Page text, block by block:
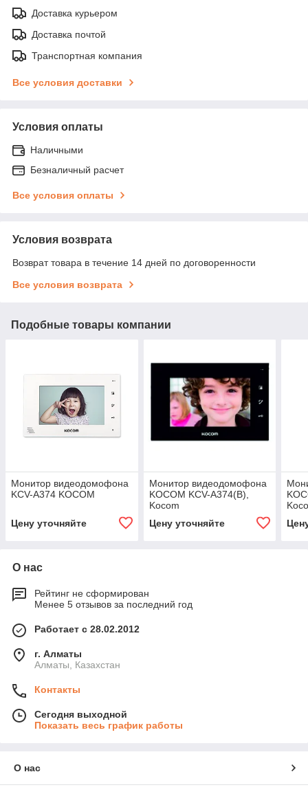
Доставка курьером
Доставка почтой
Транспортная компания
Все условия доставки
Условия оплаты
Наличными
Безналичный расчет
Все условия оплаты
Условия возврата
Возврат товара в течение 14 дней по договоренности
Все условия возврата
Подобные товары компании
Монитор видеодомофона
KCV-A374 KOCOM
Цену уточняйте
Монитор видеодомофона
KOCOM KCV-A374(B),
Kocom
Цену уточняйте
О нас
Рейтинг не сформирован
Менее 5 отзывов за последний год
Работает с 28.02.2012
г. Алматы
Алматы, Казахстан
Контакты
Сегодня выходной
Показать весь график работы
О нас